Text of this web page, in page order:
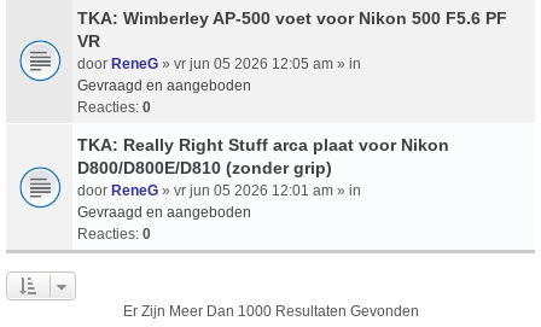
TKA: Wimberley AP-500 voet voor Nikon 500 F5.6 PF
VR
door ReneG » vr jun 05 2026 12:05 am » in
Gevraagd en aangeboden
Reacties: 0
TKA: Really Right Stuff arca plaat voor Nikon
D800/D800E/D810 (zonder grip)
door ReneG » vr jun 05 2026 12:01 am » in
Gevraagd en aangeboden
Reacties: 0
Er Zijn Meer Dan 1000 Resultaten Gevonden